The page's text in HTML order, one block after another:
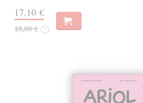
17,10 €
18,00 € ?